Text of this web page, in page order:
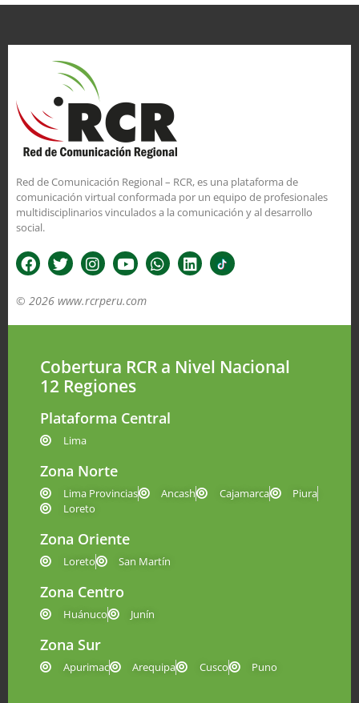
Red de Comunicación Regional – RCR, es una plataforma de
comunicación virtual conformada por un equipo de profesionales
multidisciplinarios vinculados a la comunicación y al desarrollo
social.
© 2026 www.rcrperu.com
Cobertura RCR a Nivel Nacional
12 Regiones
Plataforma Central
Lima
Zona Norte
Lima Provincias Ancash Cajamarca
Piura
Loreto
Zona Oriente
Loreto San Martín
Zona Centro
Huánuco Junín
Zona Sur
Apurimac Arequipa Cusco Puno